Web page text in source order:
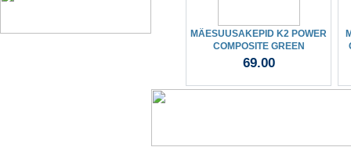
MÄESUUSAKEPID K2 POWER
COMPOSITE GREEN
69.00